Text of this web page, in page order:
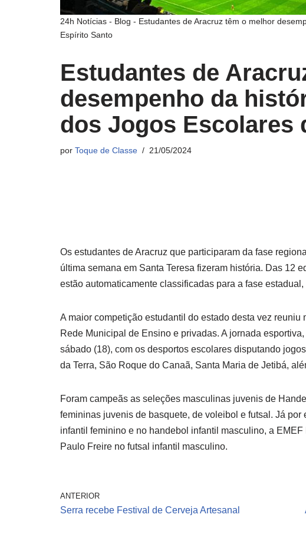
24h Notícias - Blog - Estudantes de Aracruz têm o melhor
Espírito Santo
Estudantes de
desempenho da
dos Jogos Escolares
por Toque de Classe 21/05/2024
Os estudantes de Aracruz que participaram da fase
última semana em Santa Teresa fizeram história. Das 12
estão automaticamente classificadas para a fase
A maior competição estudantil do estado desta vez
Rede Municipal de Ensino e privadas. A jornada
sábado (18), com os desportos escolares disputando
da Terra, São Roque do Canaã, Santa Maria de Jetibá,
Foram campeãs as seleções masculinas juvenis de
femininas juvenis de basquete, de voleibol e futsal. Já
infantil feminino e no handebol infantil masculino, a
Paulo Freire no futsal infantil masculino.
ANTERIOR
Serra recebe Festival de Cerveja Artesanal